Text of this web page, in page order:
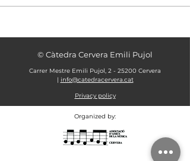
© Càtedra Cervera Emili Pujol
Carrer Mestre Emili Pujol, 2 - 25200 Cervera
| info@catedracervera.cat
Privacy policy
Organized by: